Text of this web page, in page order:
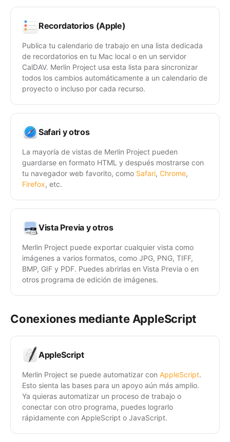
Recordatorios (Apple)
Publica tu calendario de trabajo en una lista dedicada
de recordatorios en tu Mac local o en un servidor
CalDAV. Merlin Project usa esta lista para sincronizar
todos los cambios automáticamente a un calendario de
proyecto o incluso por cada recurso.
Safari y otros
La mayoría de vistas de Merlin Project pueden
guardarse en formato HTML y después mostrarse con
tu navegador web favorito, como Safari, Chrome,
Firefox, etc.
Vista Previa y otros
Merlin Project puede exportar cualquier vista como
imágenes a varios formatos, como JPG, PNG, TIFF,
BMP, GIF y PDF. Puedes abrirlas en Vista Previa o en
otros programa de edición de imágenes.
Conexiones mediante AppleScript
AppleScript
Merlin Project se puede automatizar con AppleScript.
Esto sienta las bases para un apoyo aún más amplio.
Ya quieras automatizar un proceso de trabajo o
conectar con otro programa, puedes lograrlo
rápidamente con AppleScript o JavaScript.